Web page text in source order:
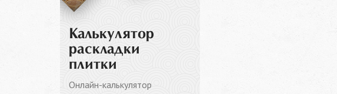
Калькулятор
раскладки
плитки
Онлайн-калькулятор